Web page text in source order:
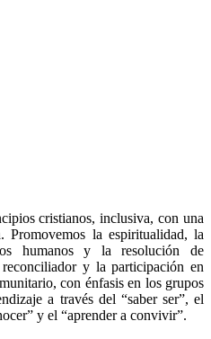
cristianos, inclusiva, con una
la espiritualidad, la
humanos y la resolución de
y la participación en
con énfasis en los grupos
a través del “saber ser”, el
y el “aprender a convivir”.